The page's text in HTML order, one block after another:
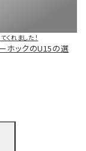
れました！
ホックのU15の選